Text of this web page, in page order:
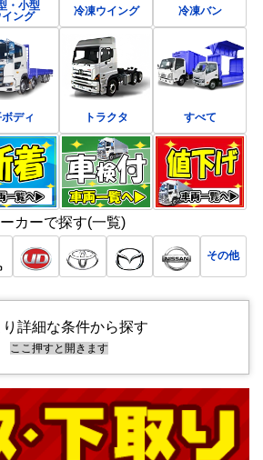
・小型
イング
冷凍ウイング 冷凍バン
ディ トラクタ すべて
カーで探す(一覧)
その他
り詳細な条件から探す
ここ押すと開きます